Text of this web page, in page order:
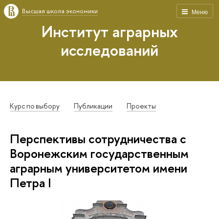
Меню
Высшая школа экономики
Институт аграрных
исследований
Курс по выбору Публикации Проекты
Перспективы сотрудничества с
Воронежским государственным
аграрным университетом имени
Петра I